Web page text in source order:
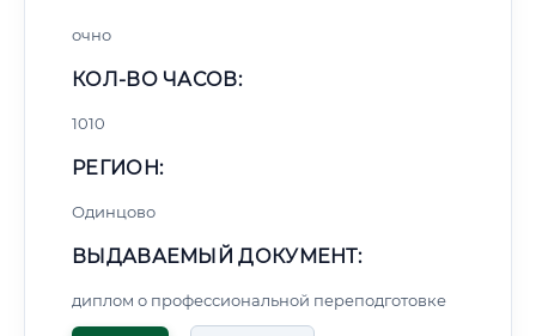
очно
КОЛ-ВО ЧАСОВ:
1010
РЕГИОН:
Одинцово
ВЫДАВАЕМЫЙ ДОКУМЕНТ:
диплом о профессиональной переподготовке